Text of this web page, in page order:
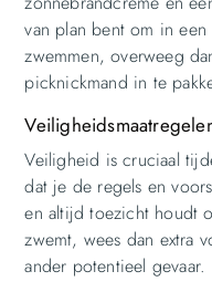
van plan bent om in
zwemmen, overweeg
picknickmand in te
Veiligheid is cruciaal
dat je de regels en
en altijd toezicht houdt
zwemt, wees dan extra
ander potentieel gevaar.